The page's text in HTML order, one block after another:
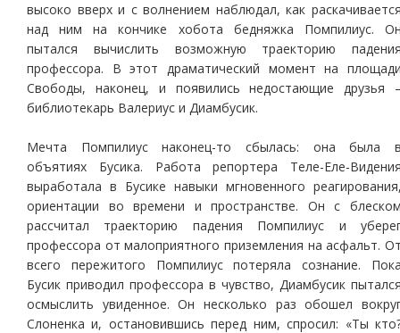
высоко вверх и с волнением наблюдал, как
над ним на кончике хобота бедняжка Помпилиус.
пытался вычислить возможную траекторию
профессора. В этот драматический момент на
Свободы, наконец, и появились недостающие друзья
библиотекарь Валериус и Диамбусик.
Мечта Помпилиус наконец-то сбылась: она была
объятиях Бусика. Работа репортера Теле-Еле-
выработала в Бусике навыки мгновенного
ориентации во времени и пространстве. Он с
рассчитал траекторию падения Помпилиус и
профессора от малоприятного приземления на асфальт.
всего пережитого Помпилиус потеряла сознание.
Бусик приводил профессора в чувство, Диамбусик
осмыслить увиденное. Он несколько раз обошел
Слоненка и, остановившись перед ним, спросил: «Ты